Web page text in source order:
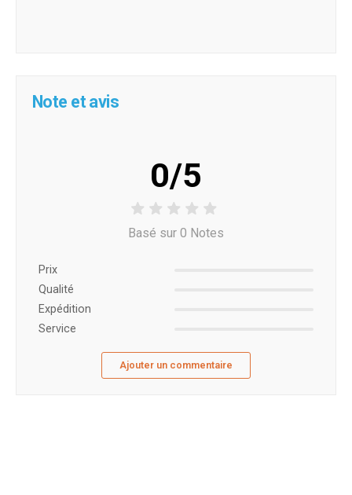
Note et avis
0/5
Basé sur 0 Notes
Prix ​​
Qualité
Expédition
Service
Ajouter un commentaire